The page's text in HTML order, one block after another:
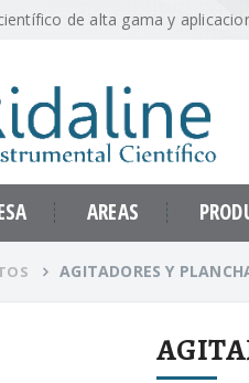
de alta gama y
AREAS
AGITADORES Y